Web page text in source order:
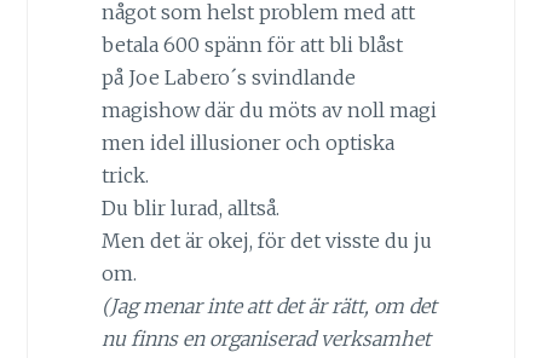
något som helst problem med att
betala 600 spänn för att bli blåst
på Joe Labero´s svindlande
magishow där du möts av noll magi
men idel illusioner och optiska
trick.
Du blir lurad, alltså.
Men det är okej, för det visste du ju
om.
(Jag menar inte att det är rätt, om det
nu finns en organiserad verksamhet